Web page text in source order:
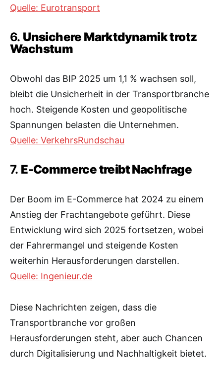
Quelle: Eurotransport
6. Unsichere Marktdynamik trotz
Wachstum
Obwohl das BIP 2025 um 1,1 % wachsen soll,
bleibt die Unsicherheit in der Transportbranche
hoch. Steigende Kosten und geopolitische
Spannungen belasten die Unternehmen.
Quelle: VerkehrsRundschau
7. E-Commerce treibt Nachfrage
Der Boom im E-Commerce hat 2024 zu einem
Anstieg der Frachtangebote geführt. Diese
Entwicklung wird sich 2025 fortsetzen, wobei
der Fahrermangel und steigende Kosten
weiterhin Herausforderungen darstellen.
Quelle: Ingenieur.de
Diese Nachrichten zeigen, dass die
Transportbranche vor großen
Herausforderungen steht, aber auch Chancen
durch Digitalisierung und Nachhaltigkeit bietet.